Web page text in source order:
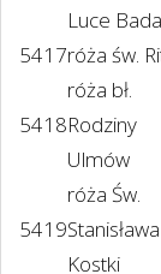
Luce
5417róża św.
5418
róża bł.
Rodziny
Ulmów
5419
róża Św.
Stanisława
Kostki